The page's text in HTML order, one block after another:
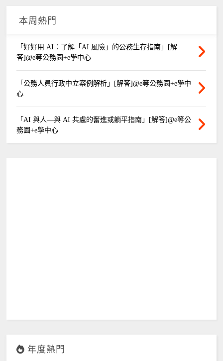
本周熱門
「好好用 AI：了解「AI 風險」的公務生存指南」[解
答]@e等公務園+e學中心
「公務人員行政中立案例解析」[解答]@e等公務園+e學中
心
「AI 與人—與 AI 共處的奮進或躺平指南」[解答]@e等公
務園+e學中心
年度熱門